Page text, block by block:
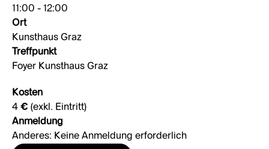
11:00 - 12:00
Ort
Kunsthaus Graz
Treffpunkt
Foyer Kunsthaus Graz
Kosten
4 € (exkl. Eintritt)
Anmeldung
Anderes: Keine Anmeldung erforderlich